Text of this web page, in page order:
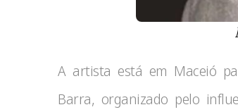
A artista está em Maceió
Barra, organizado pelo